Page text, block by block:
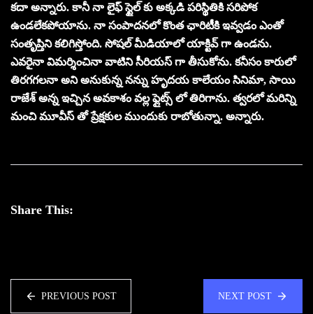
కదా అన్నారు. కానీ నా లైఫ్ స్టైల్ కు అక్కడి పరిస్థితికి సరిపోక
ఉండలేకపోయాను. నా సంపాదనలో కొంత ఛారిటీకి ఇవ్వడం ఎంతో
సంతృప్తిని కలిగిస్తోంది. సోషల్ మీడియాలో యాక్టివ్ గా ఉండను.
ఎవరైనా విమర్శించినా వాటిని సీరియస్ గా తీసుకోను. కనీసం కారులో
తిరగగలనా అని అనుకున్న నన్ను హృదయ కాలేయం సినిమా, సాయి
రాజేశ్ అన్న ఇచ్చిన అవకాశం వల్ల ఫ్లైట్స్ లో తిరిగాను. త్వరలో మరిన్ని
మంచి మూవీస్ తో ప్రేక్షకుల ముందుకు రాబోతున్నా. అన్నారు.
Share This:
PREVIOUS POST NEXT POST